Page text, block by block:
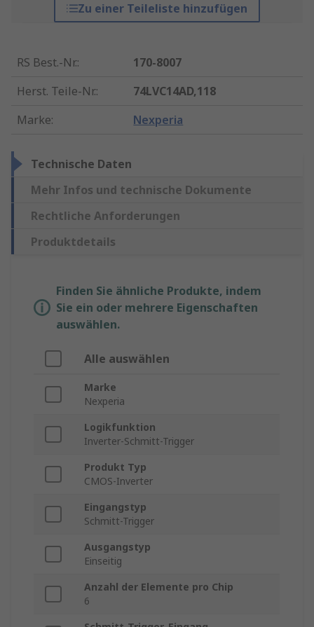
Zu einer Teileliste hinzufügen
RS Best.-Nr.:
170-8007
Herst. Teile-Nr.:
74LVC14AD,118
Marke: Nexperia
Technische Daten
Mehr Infos und technische Dokumente
Rechtliche Anforderungen
Produktdetails
Finden Sie ähnliche Produkte, indem
Sie ein oder mehrere Eigenschaften
auswählen.
Alle auswählen
Marke
Nexperia
Logikfunktion
Inverter-Schmitt-Trigger
Produkt Typ
CMOS-Inverter
Eingangstyp
Schmitt-Trigger
Ausgangstyp
Einseitig
Anzahl der Elemente pro Chip
6